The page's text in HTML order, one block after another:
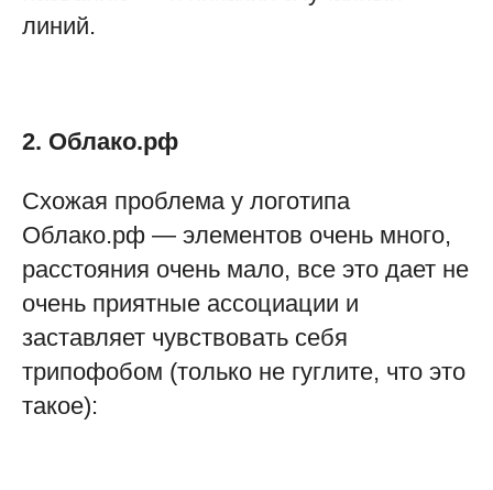
линий.
2. Облако.рф
Схожая проблема у логотипа
Облако.рф — элементов очень много,
расстояния очень мало, все это дает не
очень приятные ассоциации и
заставляет чувствовать себя
трипофобом (только не гуглите, что это
такое):